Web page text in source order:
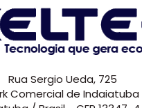
Rua Sergio Ueda, 725
Comercial de Indaiatuba